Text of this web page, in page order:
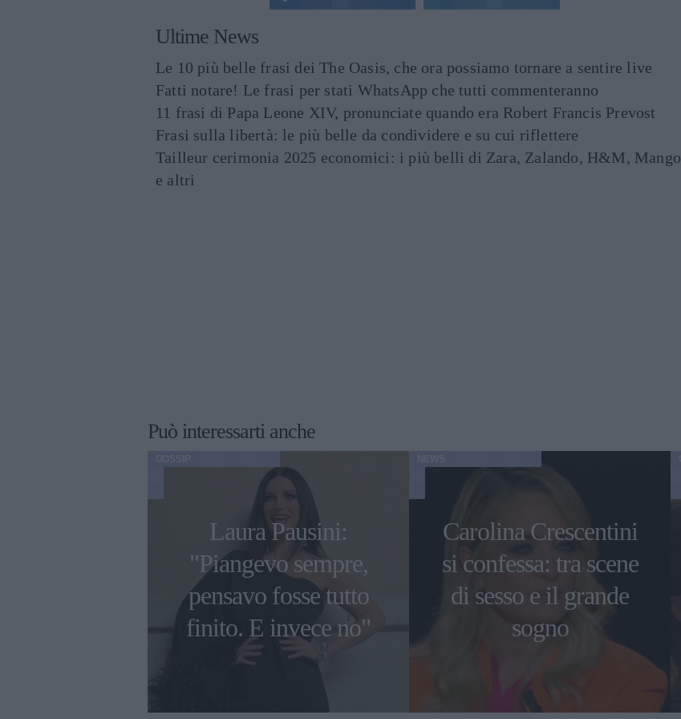
Ultime News
Le 10 più belle frasi dei The Oasis, che ora possiamo tornare a sentire live
Fatti notare! Le frasi per stati WhatsApp che tutti commenteranno
11 frasi di Papa Leone XIV, pronunciate quando era Robert Francis Prevost
Frasi sulla libertà: le più belle da condividere e su cui riflettere
Tailleur cerimonia 2025 economici: i più belli di Zara, Zalando, H&M, Mango
e altri
Può interessarti anche
Laura Pausini:
"Piangevo sempre,
pensavo fosse tutto
finito. E invece no"
Carolina Crescentini
si confessa: tra scene
di sesso e il grande
sogno